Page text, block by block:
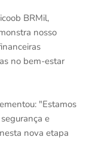
BRMil,
nosso
no bem-estar
"Estamos
e
nova etapa